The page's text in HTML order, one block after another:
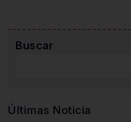
Buscar
Últimas Noticia